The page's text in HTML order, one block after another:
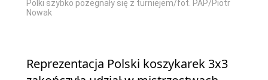
Polki szybko pożegnały się z turniejem/fot. PAP/Piotr
Nowak
Reprezentacja Polski koszykarek 3x3